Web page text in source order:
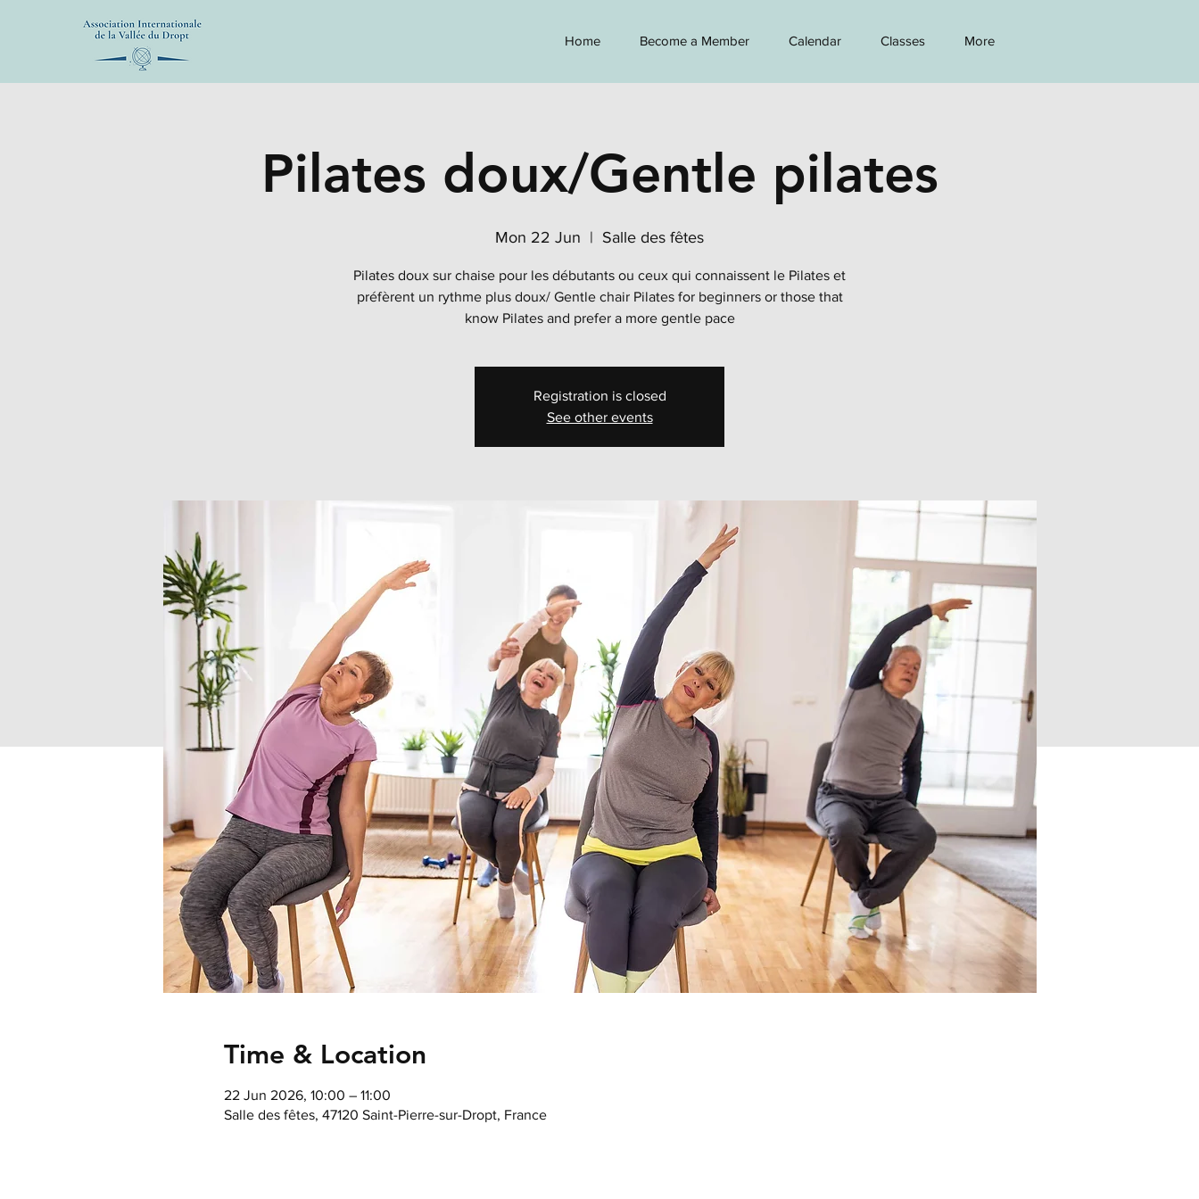
Home Become a Member Calendar Classes More
Pilates doux/Gentle pilates
Mon 22 Jun
  |
Salle des fêtes
Pilates doux sur chaise pour les débutants ou ceux qui connaissent le Pilates et
préfèrent un rythme plus doux/ Gentle chair Pilates for beginners or those that
know Pilates and prefer a more gentle pace
Registration is closed
See other events
Time & Location
22 Jun 2026, 10:00 – 11:00
Salle des fêtes, 47120 Saint-Pierre-sur-Dropt, France